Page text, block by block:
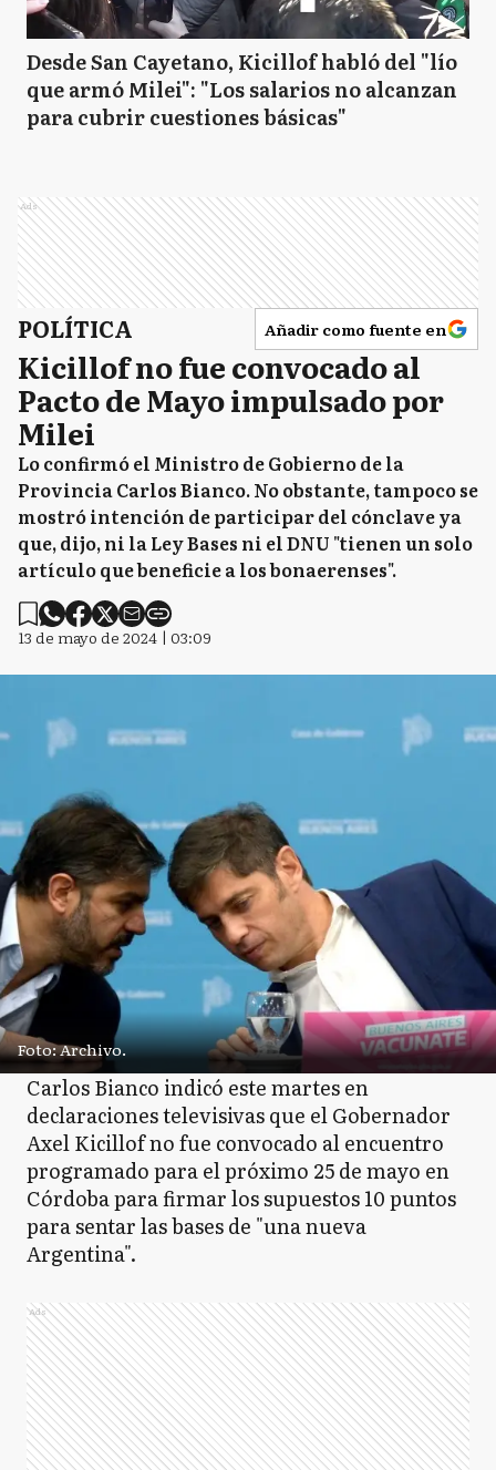
Desde San Cayetano, Kicillof habló del "lío
que armó Milei": "Los salarios no alcanzan
para cubrir cuestiones básicas"
Ads
POLÍTICA Añadir como fuente en
Kicillof no fue convocado al
Pacto de Mayo impulsado por
Milei
Lo confirmó el Ministro de Gobierno de la
Provincia Carlos Bianco. No obstante, tampoco se
mostró intención de participar del cónclave ya
que, dijo, ni la Ley Bases ni el DNU "tienen un solo
artículo que beneficie a los bonaerenses".
13 de mayo de 2024 | 03:09
Foto: Archivo.
Carlos Bianco indicó este martes en
declaraciones televisivas que el Gobernador
Axel Kicillof no fue convocado al encuentro
programado para el próximo 25 de mayo en
Córdoba para firmar los supuestos 10 puntos
para sentar las bases de "una nueva
Argentina".
Ads